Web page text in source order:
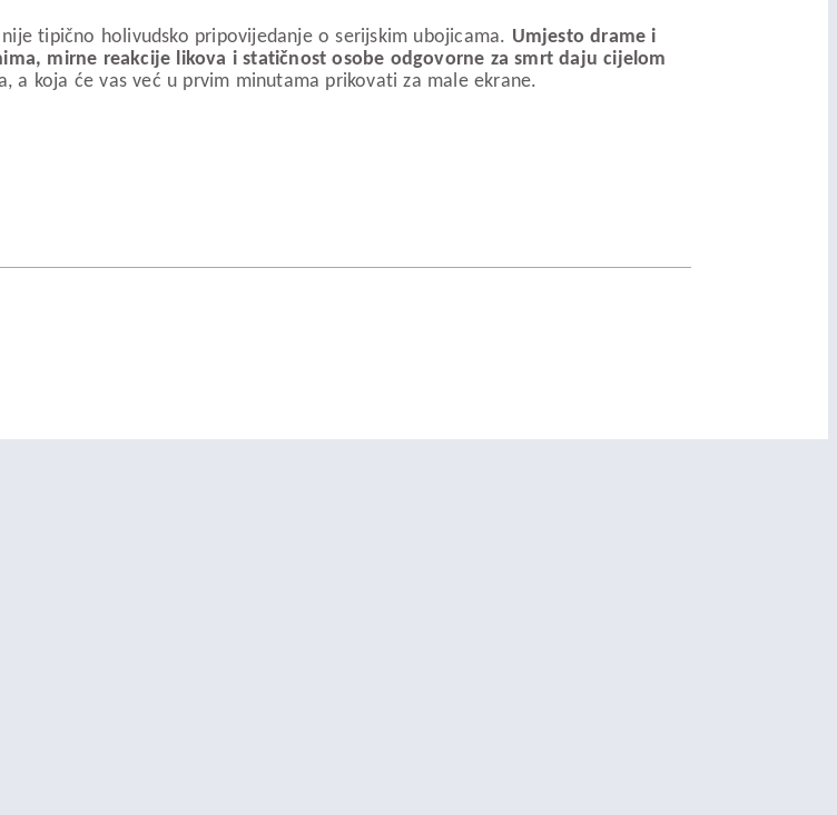
tipično holivudsko pripovijedanje o serijskim ubojicama. Umjesto drame i
mirne reakcije likova i statičnost osobe odgovorne za smrt daju cijelom
a koja će vas već u prvim minutama prikovati za male ekrane.